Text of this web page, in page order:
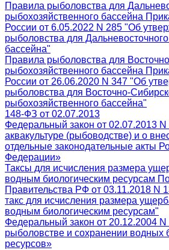
Правила рыболовства для
рыбохозяйственного бассейна
России от 6.05.2022 N 285 "Об
рыболовства для
бассейна"
Правила рыболовства для
рыбохозяйственного бассейна
России от 26.06.2020 N 347 "Об
рыболовства для Восточно-
рыбохозяйственного бассейна"
148-ФЗ от 02.07.2013
Федеральный закон от 02.07.2013
аквакультуре (рыбоводстве) и о
отдельные законодательные акты
Федерации»
Таксы для исчисления размера
водным биологическим ресурсам
Правительства РФ от 03.11.2018 N
такс для исчисления размера
водным биологическим ресурсам"
Федеральный закон от 20.12.2004
рыболовстве и сохранении водных
ресурсов»